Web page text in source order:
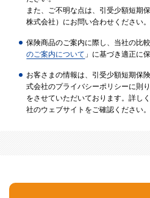
また、ご不明な点は、引受少額短期
株式会社）にお問い合わせください。
保険商品のご案内に際し、当社の比
のご案内について 」に基づき適正に
お客さまの情報は、引受少額短期保
式会社のプライバシーポリシーに則
をさせていただいております。詳し
社のウェブサイトをご確認ください。